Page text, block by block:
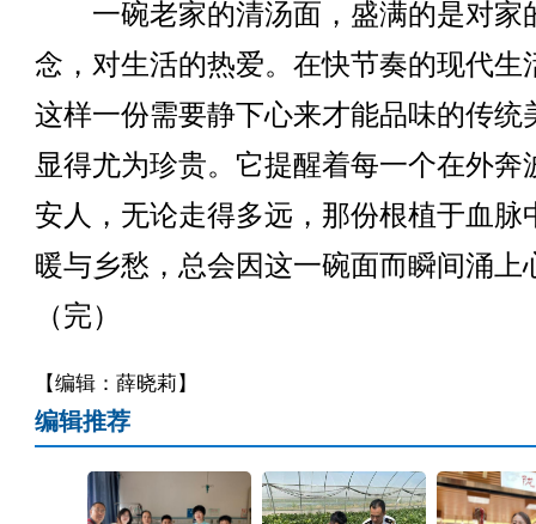
一碗老家的清汤面，盛满的是对家
念，对生活的热爱。在快节奏的现代生
这样一份需要静下心来才能品味的传统
显得尤为珍贵。它提醒着每一个在外奔
安人，无论走得多远，那份根植于血脉
暖与乡愁，总会因这一碗面而瞬间涌上
（完）
【编辑：薛晓莉】
编辑推荐